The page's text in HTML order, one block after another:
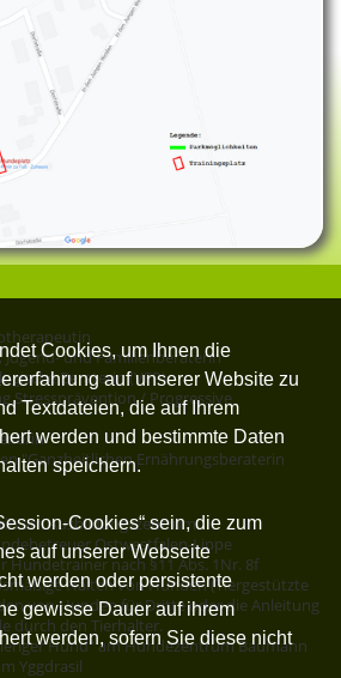
Cookies, um Ihnen die
auf unserer Website zu
Textdateien, die auf Ihrem
werden und bestimmte Daten
speichern.
Cookies“ sein, die zum
auf unserer Webseite
werden oder persistente
gewisse Dauer auf ihrem
werden, sofern Sie diese nicht
und Familienberaterin
Beraterin (VFP)
Stressprävention / Progressive
"Ganzheitlichen Ernährungsberaterin
am Ausbildungszentrum
Ostwestfalen-Lippe
Hundetrainer nach §11 Abs. 1Nr. 8f
Halten von Hunden (Tiergestützte
von Hunden für Dritte oder die Anleitung
durch den Tierhalter.
Hund" am Hundezentrum Baumann
Yggdrasil